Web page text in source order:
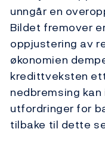
unngår en
Bildet fremover
oppjustering av
økonomien
kredittveksten
nedbremsing
utfordringer for
tilbake til dette